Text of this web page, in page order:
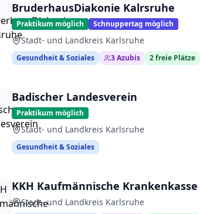
BruderhausDiakonie Kalrsruhe
Praktikum möglich Schnuppertag möglich
Stadt- und Landkreis Karlsruhe
Gesundheit & Soziales 3Azubis 2freie Plätze
Badischer Landesverein
Praktikum möglich
Stadt- und Landkreis Karlsruhe
Gesundheit & Soziales
KKH Kaufmännische Krankenkasse
Stadt- und Landkreis Karlsruhe